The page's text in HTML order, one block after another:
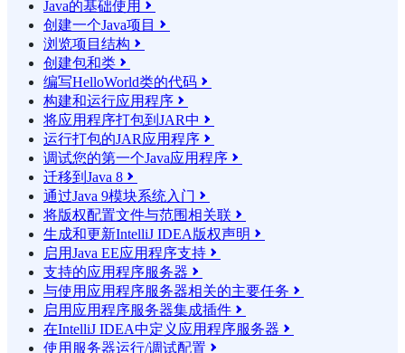
Java的基础使用 
创建一个Java项目 
浏览项目结构 
创建包和类 
编写HelloWorld类的代码 
构建和运行应用程序 
将应用程序打包到JAR中 
运行打包的JAR应用程序 
调试您的第一个Java应用程序 
迁移到Java 8 
通过Java 9模块系统入门 
将版权配置文件与范围相关联 
生成和更新IntelliJ IDEA版权声明 
启用Java EE应用程序支持 
支持的应用程序服务器 
与使用应用程序服务器相关的主要任务 
启用应用程序服务器集成插件 
在IntelliJ IDEA中定义应用程序服务器 
使用服务器运行/调试配置 